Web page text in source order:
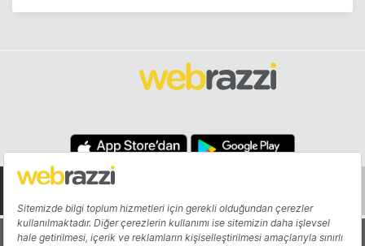
Hakkında Yazarlar